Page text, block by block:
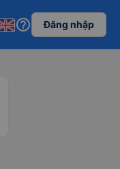
help_outline Đăng nhập